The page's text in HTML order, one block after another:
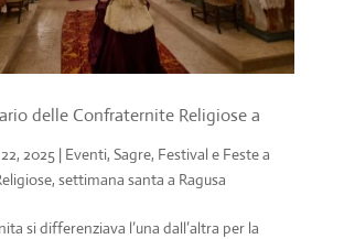
delle Confraternite Religiose a
2025| Eventi, Sagre, Festival e Feste a
, settimana santa a Ragusa
si differenziava l’una dall’altra per la